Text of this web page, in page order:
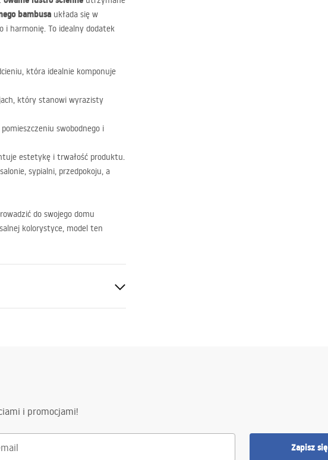
bambusa układa się w
i harmonię. To idealny dodatek
która idealnie komponuje
który stanowi wyrazisty
swobodnego i
estetykę i trwałość produktu.
sypialni, przedpokoju, a
do swojego domu
kolorystyce, model ten
i promocjami!
Zapisz się